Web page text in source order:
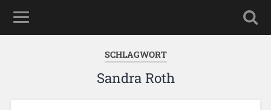
SCHLAGWORT
Sandra Roth